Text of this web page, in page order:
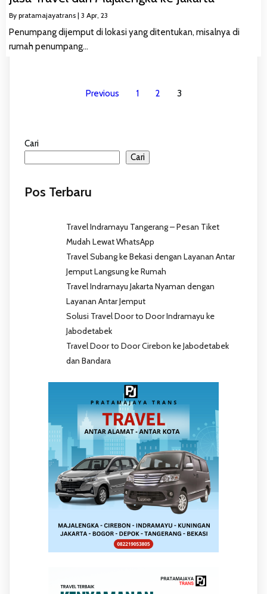
By pratamajayatrans | 3 Apr, 23
Penumpang dijemput di lokasi yang ditentukan, misalnya di
rumah penumpang…
Previous 1 2 3
Cari
Cari
Pos Terbaru
Travel Indramayu Tangerang – Pesan Tiket
Mudah Lewat WhatsApp
Travel Subang ke Bekasi dengan Layanan Antar
Jemput Langsung ke Rumah
Travel Indramayu Jakarta Nyaman dengan
Layanan Antar Jemput
Solusi Travel Door to Door Indramayu ke
Jabodetabek
Travel Door to Door Cirebon ke Jabodetabek
dan Bandara